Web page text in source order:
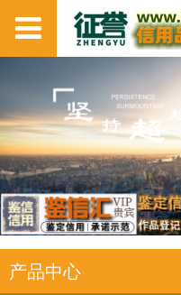
产品中心